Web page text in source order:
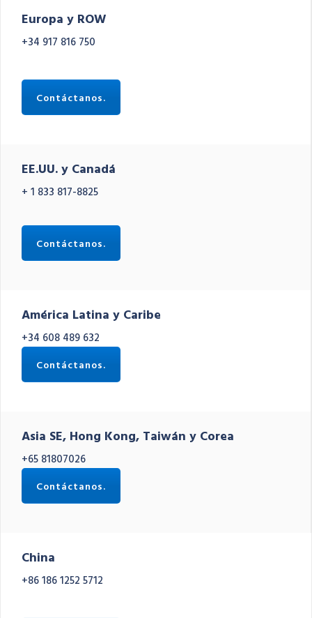
Europa y ROW
+34 917 816 750
Contáctanos.
EE.UU. y Canadá
+ 1 833 817-8825
Contáctanos.
América Latina y Caribe
+34 608 489 632
Contáctanos.
Asia SE, Hong Kong, Taiwán y Corea
+65 81807026
Contáctanos.
China
+86 186 1252 5712